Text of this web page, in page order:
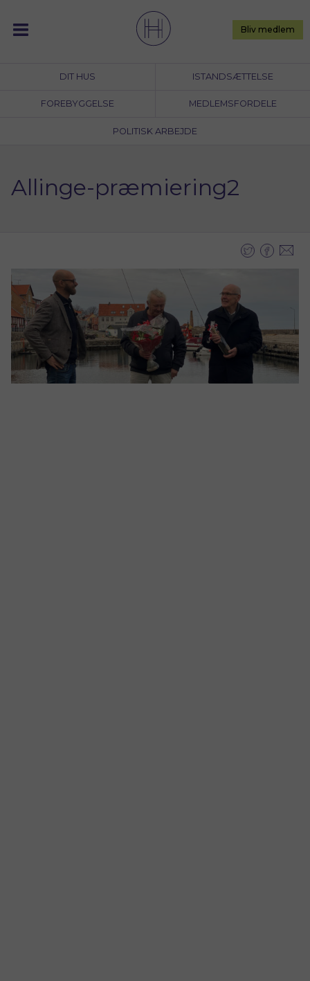
content
DIT HUS ISTANDSÆTTELSE
FOREBYGGELSE MEDLEMSFORDELE
POLITISK ARBEJDE
Bliv medlem
Allinge-præmiering2